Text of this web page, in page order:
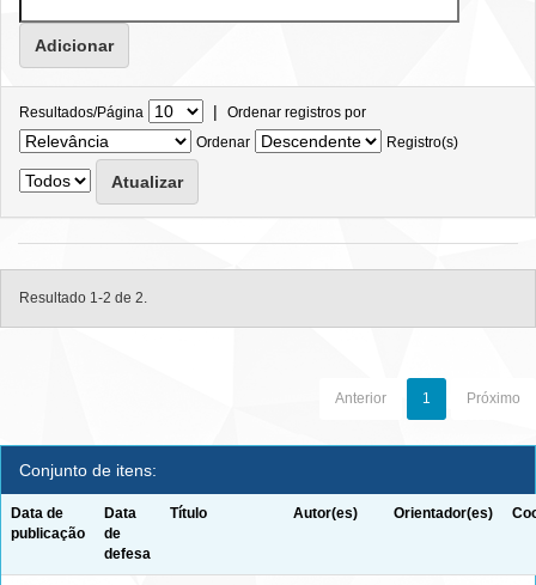
Resultados/Página | Ordenar registros por
Ordenar
Registro(s)
Resultado 1-2 de 2.
Anterior 1 Próximo
Conjunto de itens:
Data de
publicação
Data
de
defesa
Título Autor(es) Orientador(es)